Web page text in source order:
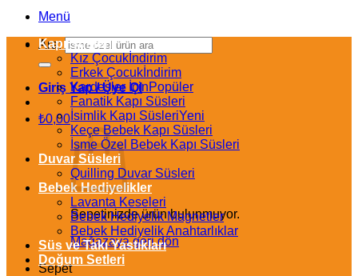
Menü
Ara:
Giriş Yap / Üye Ol
₺0,00
Sepetinizde ürün bulunmuyor.
Mağazaya geri dön
Sepet
Kapı Süsleri
Kız Çocuk
Erkek Çocuk
Kardeşler İçin
Fanatik Kapı Süsleri
İsimlik Kapı Süsleri
Keçe Bebek Kapı Süsleri
İsme Özel Bebek Kapı Süsleri
Duvar Süsleri
Quilling Duvar Süsleri
Bebek Hediyelikler
Lavanta Keseleri
Bebek Hediyelik Magnetler
Bebek Hediyelik Anahtarlıklar
Süs ve Takı Yastıkları
Doğum Setleri